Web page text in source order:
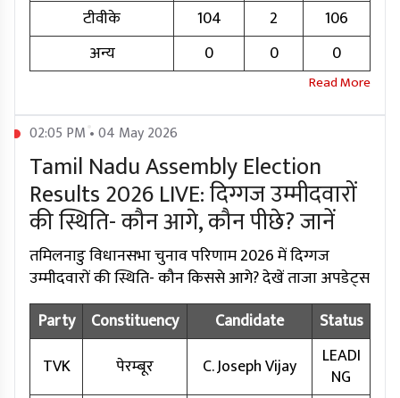
टीवीके
104 2
106
अन्य
0 0 0
02:05 PM • 04 May 2026
Tamil Nadu Assembly Election
Results 2026 LIVE: दिग्गज उम्मीदवारों
की स्थिति- कौन आगे, कौन पीछे? जानें
तमिलनाडु विधानसभा चुनाव परिणाम 2026 में दिग्गज
उम्मीदवारों की स्थिति- कौन किससे आगे? देखें ताजा अपडेट्स
Party
Constituency Candidate
Status
TVK
पेरम्बूर C. Joseph Vijay
LEADI
NG